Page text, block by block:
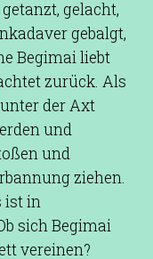
gelacht,
gebalgt,
Begimai liebt
zurück. Als
der Axt
und
und
ziehen.
ist in
sich Begimai
vereinen?